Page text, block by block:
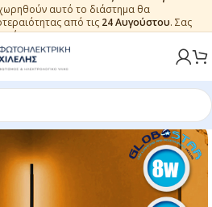
αυτό το διάστημα θα
από τις 24 Αυγούστου. Σας